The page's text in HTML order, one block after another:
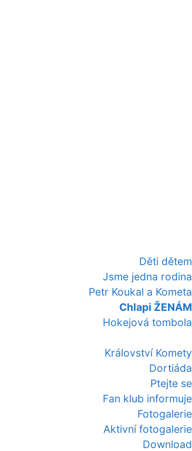
Děti dětem
Jsme jedna rodina
Petr Koukal a Kometa
Chlapi ŽENÁM
Hokejová tombola
Království Komety
Dortiáda
Ptejte se
Fan klub informuje
Fotogalerie
Aktivní fotogalerie
Download